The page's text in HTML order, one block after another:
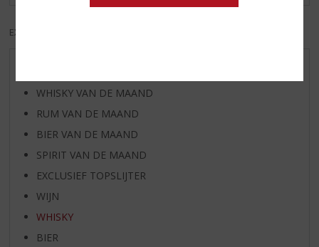
EXCL. BTW
WHISKY VAN DE MAAND
RUM VAN DE MAAND
BIER VAN DE MAAND
SPIRIT VAN DE MAAND
EXCLUSIEF TOPSLIJTER
WIJN
WHISKY
BIER